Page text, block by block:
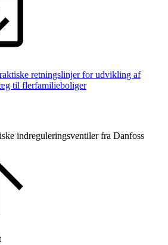
retningslinjer for udvikling af
til flerfamilieboliger
indreguleringsventiler fra Danfoss